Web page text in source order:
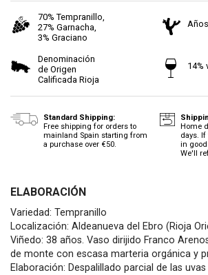
70% Tempranillo,
27% Garnacha,
3% Graciano
Denominación
de Origen
Calificada Rioja
14%
Standard Shipping:
Free shipping for orders to
mainland Spain starting from
a purchase over €50.
Home
days.
in
We'll
ELABORACIÓN
Variedad: Tempranillo
Localización: Aldeanueva del Ebro (Rioja
Viñedo: 38 años. Vaso dirijido Franco
de monte con escasa marteria orgánica y
Elaboración: Despalillado parcial de las